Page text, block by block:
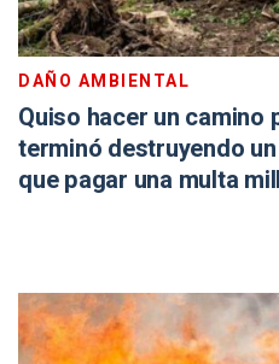
DAÑO AMBIENTAL
Quiso hacer un camino
terminó destruyendo
que pagar una multa